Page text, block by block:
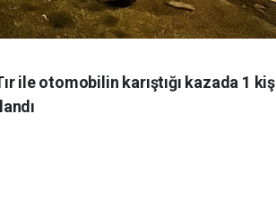
ile otomobilin karıştığı kazada 1